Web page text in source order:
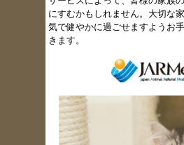
にすむかもしれません。大切な
気で健やかに過ごせますようお
きます。